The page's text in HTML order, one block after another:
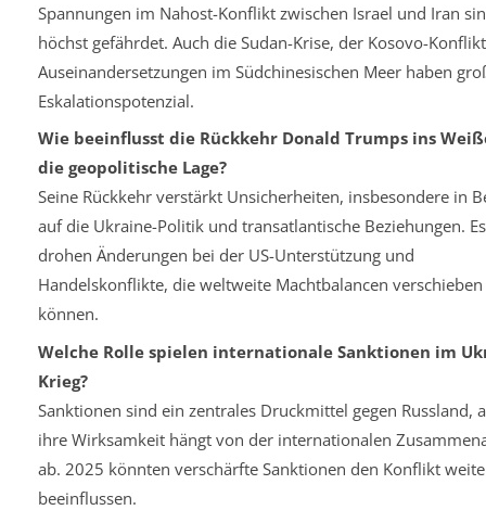
Spannungen im Nahost-Konflikt zwischen Israel und Iran
höchst gefährdet. Auch die Sudan-Krise, der Kosovo-
Auseinandersetzungen im Südchinesischen Meer haben
Eskalationspotenzial.
Wie beeinflusst die Rückkehr Donald Trumps ins
die geopolitische Lage?
Seine Rückkehr verstärkt Unsicherheiten, insbesondere in
auf die Ukraine-Politik und transatlantische Beziehungen. Es
drohen Änderungen bei der US-Unterstützung und
Handelskonflikte, die weltweite Machtbalancen verschieben
können.
Welche Rolle spielen internationale Sanktionen im
Krieg?
Sanktionen sind ein zentrales Druckmittel gegen Russland,
ihre Wirksamkeit hängt von der internationalen
ab. 2025 könnten verschärfte Sanktionen den Konflikt
beeinflussen.